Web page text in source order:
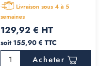
Livraison sous 4 à 5
semaines
129,92 € HT
soit 155,90 € TTC
Acheter